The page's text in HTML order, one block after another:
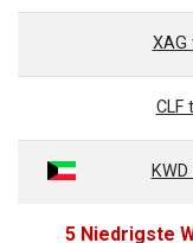
XAG
CLF
5 Niedrigste